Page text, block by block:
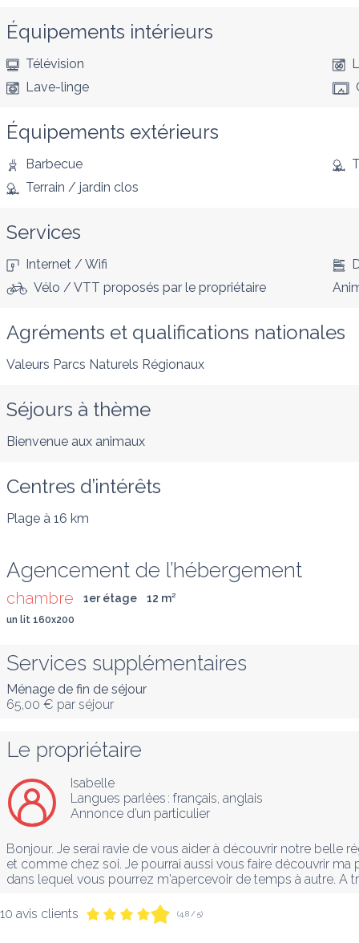
Équipements intérieurs
Télévision
Lave-linge
Équipements extérieurs
Barbecue
Terrain / jardin clos
Services
Internet / Wifi
Vélo / VTT proposés par le propriétaire
Agréments et qualifications nationales
Valeurs Parcs Naturels Régionaux
Séjours à thème
Bienvenue aux animaux
Centres d’intérêts
Plage à 16 km
Agencement de l’hébergement
chambre 1er étage 12 m²
un lit 160x200
Services supplémentaires
Ménage de fin de séjour
65,00 € par séjour
Le propriétaire
Isabelle
Langues parlées : français, anglais
Annonce d’un particulier
Bonjour. Je serai ravie de vous aider à découvrir notre belle
et comme chez soi. Je pourrai aussi vous faire découvrir
dans lequel vous pourrez m'apercevoir de temps à autre. A
10 avis clients (4,8 / 5)